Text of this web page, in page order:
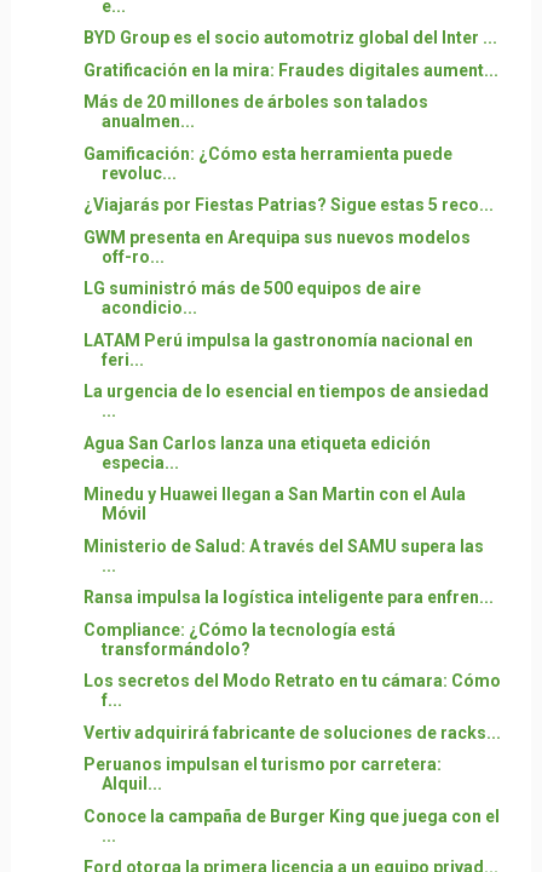
e...
BYD Group es el socio automotriz global del Inter ...
Gratificación en la mira: Fraudes digitales aument...
Más de 20 millones de árboles son talados
anualmen...
Gamificación: ¿Cómo esta herramienta puede
revoluc...
¿Viajarás por Fiestas Patrias? Sigue estas 5 reco...
GWM presenta en Arequipa sus nuevos modelos
off-ro...
LG suministró más de 500 equipos de aire
acondicio...
LATAM Perú impulsa la gastronomía nacional en
feri...
La urgencia de lo esencial en tiempos de ansiedad
...
Agua San Carlos lanza una etiqueta edición
especia...
Minedu y Huawei llegan a San Martin con el Aula
Móvil
Ministerio de Salud: A través del SAMU supera las
...
Ransa impulsa la logística inteligente para enfren...
Compliance: ¿Cómo la tecnología está
transformándolo?
Los secretos del Modo Retrato en tu cámara: Cómo
f...
Vertiv adquirirá fabricante de soluciones de racks...
Peruanos impulsan el turismo por carretera:
Alquil...
Conoce la campaña de Burger King que juega con el
...
Ford otorga la primera licencia a un equipo privad...